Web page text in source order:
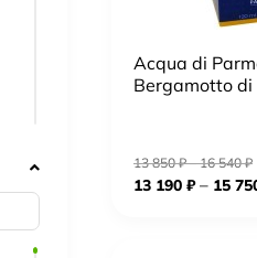
Acqua di
Bergamotto
13 850₽–16 540₽
13 190 ₽– 15